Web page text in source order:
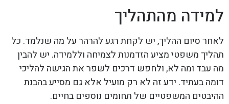
למידה מהתהליך
לאחר סיום ההליך, יש לקחת רגע להרהר על מה שנלמד. כל
תהליך משפטי מציע הזדמנות לצמיחה וללמידה. יש להבין
מה עבד ומה לא, ולחפש דרכים לשפר את הגישה להליכי
דומה בעתיד. ידע זה לא רק מועיל אלא גם מסייע בהבנת
ההיבטים המשפטיים של תחומים נוספים בחיים.